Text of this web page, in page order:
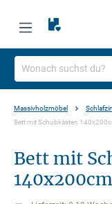
Massivholzmöbel
Bett mit Schubkästen
Bett mit